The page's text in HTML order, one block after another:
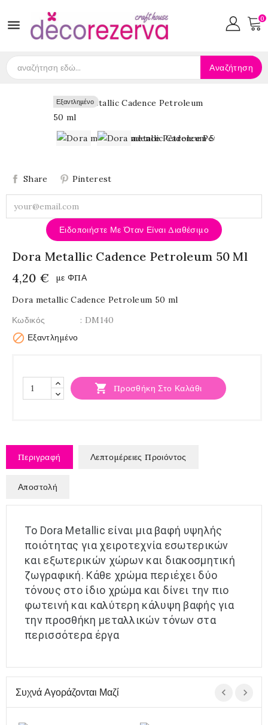
 0
Αναζήτηση
Εξαντλημένο
Εξαντλημένο
Share Pinterest
Ειδοποιήστε Με Όταν Είναι Διαθέσιμο
Dora Metallic Cadence Petroleum 50 Ml
4,20 €
με ΦΠΑ
Dora metallic Cadence Petroleum 50 ml
Κωδικός
: DM140
 Εξαντλημένο
 Προσθήκη Στο Καλάθι
Περιγραφή Λεπτομέρειες Προιόντος
Αποστολή
Το Dora Metallic είναι μια βαφή υψηλής
ποιότητας για χειροτεχνία εσωτερικών
και εξωτερικών χώρων και διακοσμητική
ζωγραφική. Κάθε χρώμα περιέχει δύο
τόνους στο ίδιο χρώμα και δίνει την πιο
φωτεινή και καλύτερη κάλυψη βαφής για
την προσθήκη μεταλλικών τόνων στα
περισσότερα έργα
Συχνά Αγοράζονται Μαζί